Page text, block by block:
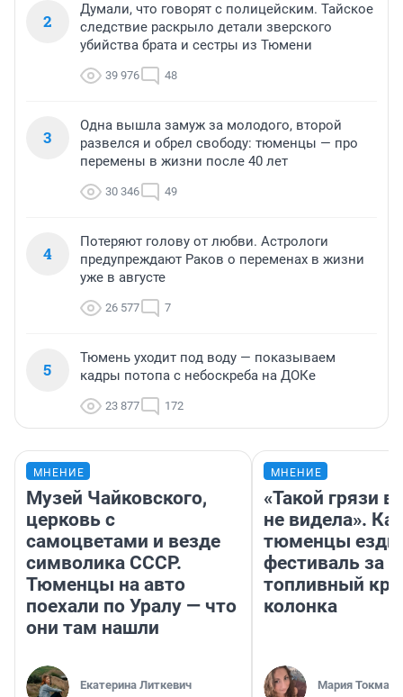
2
Думали, что говорят с полицейским. Тайское
следствие раскрыло детали зверского
убийства брата и сестры из Тюмени
39 976 48
3
Одна вышла замуж за молодого, второй
развелся и обрел свободу: тюменцы — про
перемены в жизни после 40 лет
30 346 49
4
Потеряют голову от любви. Астрологи
предупреждают Раков о переменах в жизни
уже в августе
26 577 7
5
Тюмень уходит под воду — показываем
кадры потопа с небоскреба на ДОКе
23 877 172
МНЕНИЕ
Музей Чайковского,
церковь с
самоцветами и везде
символика СССР.
Тюменцы на авто
поехали по Уралу — что
они там нашли
Екатерина Литкевич
МНЕНИЕ
«Такой грязи
не видела».
тюменцы
фестиваль за
топливный
колонка
Мария